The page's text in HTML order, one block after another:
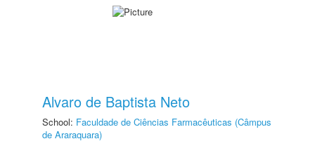
Alvaro de Baptista Neto
School: Faculdade de Ciências Farmacêuticas (Câmpus
de Araraquara)